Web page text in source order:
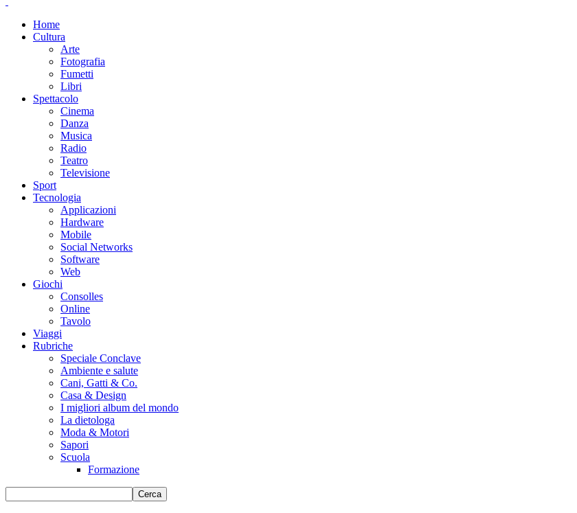
Home
Cultura
Arte
Fotografia
Fumetti
Libri
Spettacolo
Cinema
Danza
Musica
Radio
Teatro
Televisione
Sport
Tecnologia
Applicazioni
Hardware
Mobile
Social Networks
Software
Web
Giochi
Consolles
Online
Tavolo
Viaggi
Rubriche
Speciale Conclave
Ambiente e salute
Cani, Gatti & Co.
Casa & Design
I migliori album del mondo
La dietologa
Moda & Motori
Sapori
Scuola
Formazione